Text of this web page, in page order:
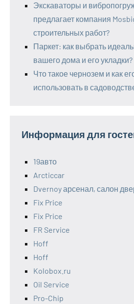
Экскаваторы и
предлагает компания
строительных работ?
Паркет: как выбрать
вашего дома и его укладки?
Что такое чернозем и как
использовать в
Информация для
19авто
Arcticcar
Dvernoy арсенал, салон
Fix Price
Fix Price
FR Service
Hoff
Hoff
Kolobox.ru
Oil Service
Pro-Chip